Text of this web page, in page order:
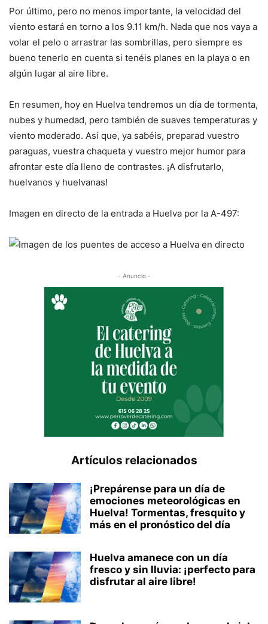
Por último, pero no menos importante, la velocidad del
viento estará en torno a los 9.11 km/h. Nada que nos vaya a
volar el pelo o arrastrar las sombrillas, pero siempre es
bueno tenerlo en cuenta si tenéis planes en la playa o en
algún lugar al aire libre.
En resumen, hoy en Huelva tendremos un día de tormenta,
nubes y humedad, pero también de suaves temperaturas y
viento moderado. Así que, ya sabéis, preparad vuestro
paraguas, vuestra chaqueta y vuestro mejor humor para
afrontar este día lleno de contrastes. ¡A disfrutarlo,
huelvanos y huelvanas!
Imagen en directo de la entrada a Huelva por la A-497:
- Anuncio -
Artículos relacionados
¡Prepárense para un día de
emociones meteorológicas en
Huelva! Tormentas, fresquito y
más en el pronóstico del día
Huelva amanece con un día
fresco y sin lluvia: ¡perfecto para
disfrutar al aire libre!